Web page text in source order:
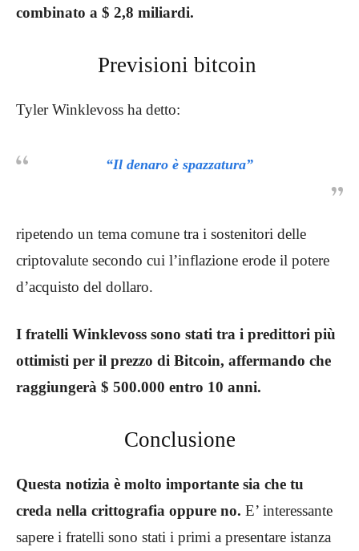
combinato a $ 2,8 miliardi.
Previsioni bitcoin
Tyler Winklevoss ha detto:
“Il denaro è spazzatura”
ripetendo un tema comune tra i sostenitori delle
criptovalute secondo cui l’inflazione erode il potere
d’acquisto del dollaro.
I fratelli Winklevoss sono stati tra i predittori più
ottimisti per il prezzo di Bitcoin, affermando che
raggiungerà $ 500.000 entro 10 anni.
Conclusione
Questa notizia è molto importante sia che tu
creda nella crittografia oppure no. E’ interessante
sapere i fratelli sono stati i primi a presentare istanza